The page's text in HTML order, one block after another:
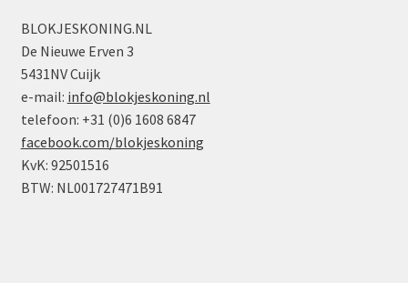
Donkerblauw
aantal
BLOKJESKONING.NL
De Nieuwe Erven 3
5431NV Cuijk
e-mail: info@blokjeskoning.nl
telefoon: +31 (0)6 1608 6847
facebook.com/blokjeskoning
KvK: 92501516
BTW: NL001727471B91